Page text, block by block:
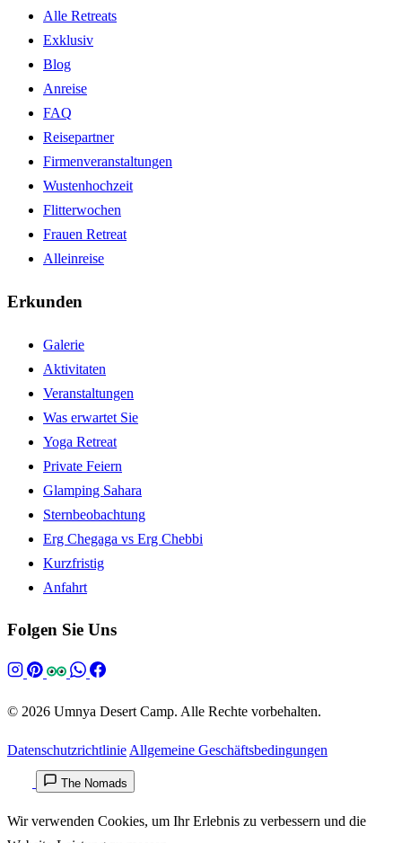
Alle Retreats
Exklusiv
Blog
Anreise
FAQ
Reisepartner
Firmenveranstaltungen
Wustenhochzeit
Flitterwochen
Frauen Retreat
Alleinreise
Erkunden
Galerie
Aktivitaten
Veranstaltungen
Was erwartet Sie
Yoga Retreat
Private Feiern
Glamping Sahara
Sternbeobachtung
Erg Chegaga vs Erg Chebbi
Kurzfristig
Anfahrt
Folgen Sie Uns
© 2026 Umnya Desert Camp. Alle Rechte vorbehalten.
Datenschutzrichtlinie Allgemeine Geschäftsbedingungen
The Nomads
Wir verwenden Cookies, um Ihr Erlebnis zu verbessern und die